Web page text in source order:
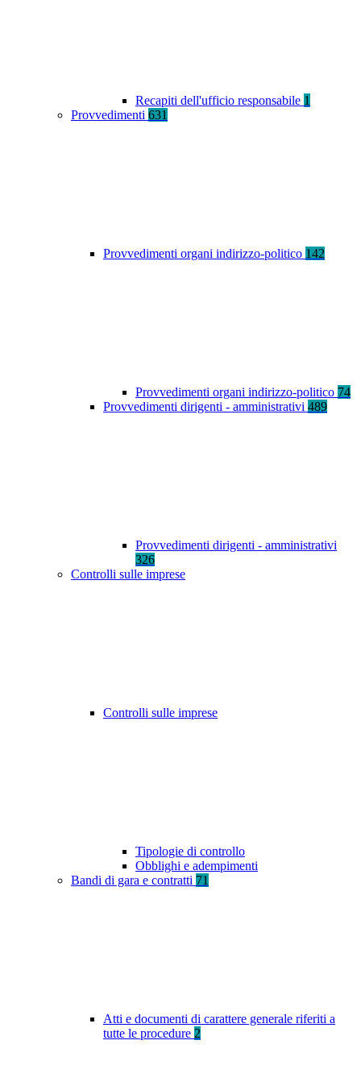
Recapiti dell'ufficio responsabile 1
Provvedimenti 631
Provvedimenti organi indirizzo-politico 142
Provvedimenti organi indirizzo-politico 74
Provvedimenti dirigenti - amministrativi 489
Provvedimenti dirigenti - amministrativi
326
Controlli sulle imprese
Controlli sulle imprese
Tipologie di controllo
Obblighi e adempimenti
Bandi di gara e contratti 71
Atti e documenti di carattere generale riferiti a
tutte le procedure 2